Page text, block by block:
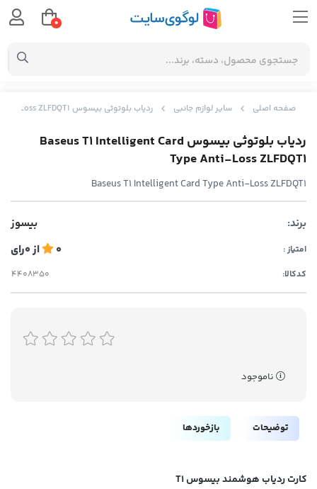
صفحه اصلی سایر لوازم جانبی ردیاب بلوتوثی بیسوس Baseus T1 Intelligent Card Type Anti-Loss ZLFDQT1
ردیاب بلوتوثی بیسوس Baseus T1 Intelligent Card
Type Anti-Loss ZLFDQT1
Baseus T1 Intelligent Card Type Anti-Loss ZLFDQT1
برند: بیسوز
امتیاز : 0 از0رای
کدکالا:
ناموجود
توضیحات بازخوردها
کارت ردیاب هوشمند بیسوس T1
0